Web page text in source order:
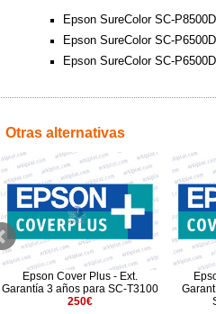
Epson SureColor SC-P8500D
Epson SureColor SC-
Epson SureColor SC-
Otras alternativas
Epson Cover Plus - Ext.
Garantía 3 años para SC-T3100
250€